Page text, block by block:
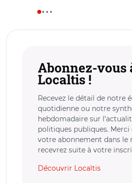
Abonnez-vous
Localtis !
Recevez le détail de notre
quotidienne ou notre
hebdomadaire sur
politiques publiques.
votre abonnement dans le
recevrez suite à votre
Découvrir Localtis